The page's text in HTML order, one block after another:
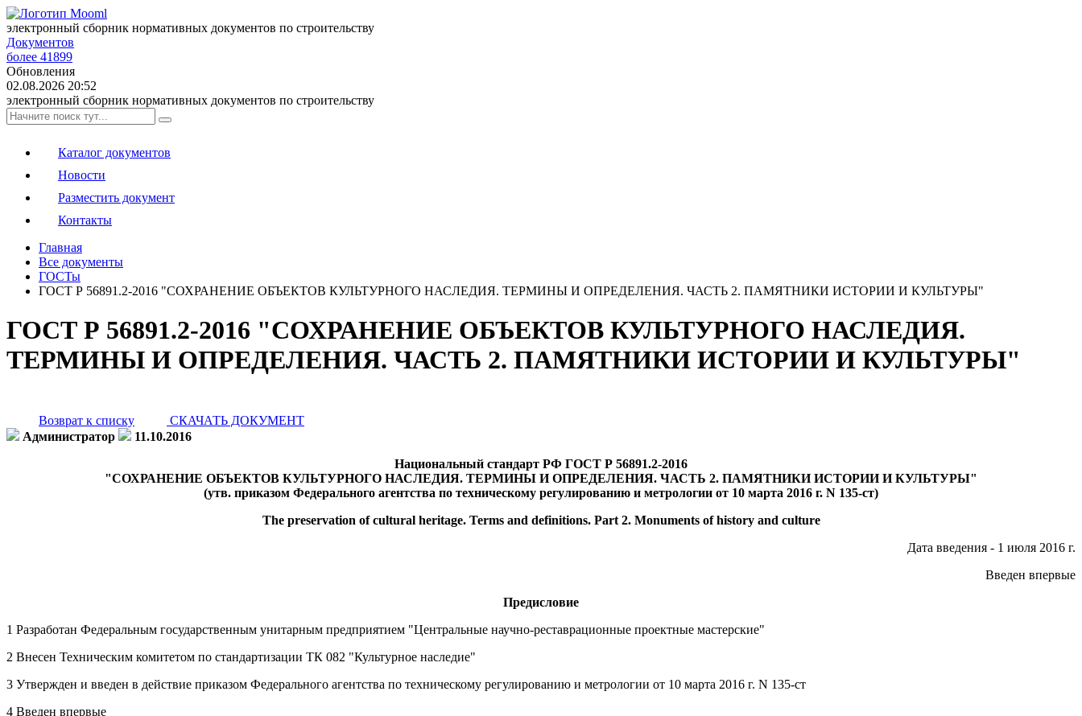
электронный сборник нормативных документов по строительству
Документов
более 41899
Обновления
02.08.2026 20:52
электронный сборник нормативных документов по строительству
Каталог документов
Новости
Разместить документ
Контакты
Главная
Все документы
ГОСТы
ГОСТ Р 56891.2-2016 "СОХРАНЕНИЕ ОБЪЕКТОВ КУЛЬТУРНОГО НАСЛЕДИЯ. ТЕРМИНЫ И ОПРЕДЕЛЕНИЯ. ЧАСТЬ 2. ПАМЯТНИКИ ИСТОРИИ И КУЛЬТУРЫ"
ГОСТ Р 56891.2-2016 "СОХРАНЕНИЕ ОБЪЕКТОВ КУЛЬТУРНОГО НАСЛЕДИЯ.
ТЕРМИНЫ И ОПРЕДЕЛЕНИЯ. ЧАСТЬ 2. ПАМЯТНИКИ ИСТОРИИ И КУЛЬТУРЫ"
Возврат к списку
СКАЧАТЬ ДОКУМЕНТ
Администратор
11.10.2016
Национальный стандарт РФ ГОСТ Р 56891.2-2016
"СОХРАНЕНИЕ ОБЪЕКТОВ КУЛЬТУРНОГО НАСЛЕДИЯ. ТЕРМИНЫ И ОПРЕДЕЛЕНИЯ. ЧАСТЬ 2. ПАМЯТНИКИ ИСТОРИИ И КУЛЬТУРЫ"
(утв. приказом Федерального агентства по техническому регулированию и метрологии от 10 марта 2016 г. N 135-ст)
The preservation of cultural heritage. Terms and definitions. Part 2. Monuments of history and culture
Дата введения - 1 июля 2016 г.
Введен впервые
Предисловие
1 Разработан Федеральным государственным унитарным предприятием "Центральные научно-реставрационные проектные мастерские"
2 Внесен Техническим комитетом по стандартизации ТК 082 "Культурное наследие"
3 Утвержден и введен в действие приказом Федерального агентства по техническому регулированию и метрологии от 10 марта 2016 г. N 135-ст
4 Введен впервые